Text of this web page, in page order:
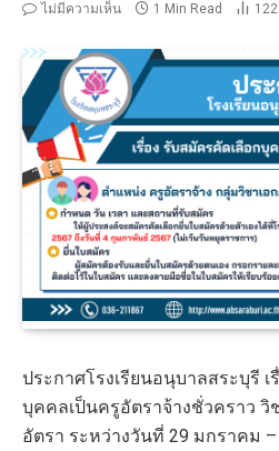
ไม่มีความเห็น
1 Min Read 122
ประกาศโรงเรียนอนุบาลสระบุรี
บุคคลเป็นครูอัตราจ้างชั่วคราว วิ
อัตรา ระหว่างวันที่ 29 มกราคม